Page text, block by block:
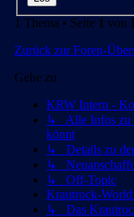
1 Thema • Seite 1 von 1
Zurück zur Foren-
Gehe zu
KRW Intern -
↳ Alle Infos zu
könnt
↳ Details zu
↳
↳ Off-Topic
Krautrock-
↳ Das